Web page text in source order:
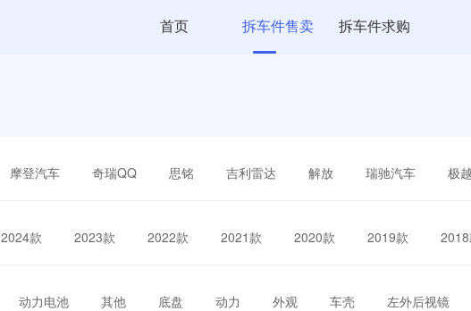
首页 拆车件售卖 拆车件求购
摩登汽车 奇瑞QQ 思铭 吉利雷达 解放 瑞驰汽车 极
2024款 2023款 2022款 2021款 2020款 2019款
动力电池 其他 底盘 动力 外观 车壳 左外后视镜